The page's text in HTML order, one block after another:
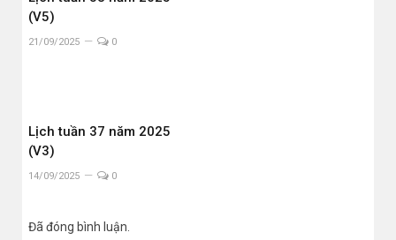
(V5)
21/09/2025 0
Lịch tuần 37 năm 2025
(V3)
14/09/2025 0
Đã đóng bình luận.